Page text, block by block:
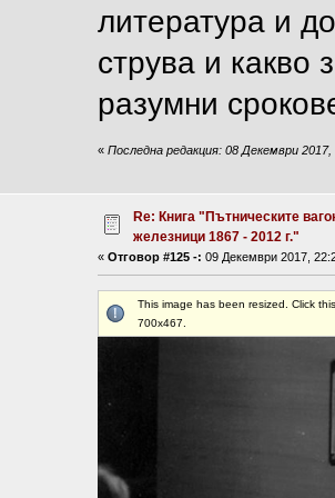
литература и
струва и какво
разумни
«Последна редакция: 08 Декември
Re: Книга "Пътническите
железници 1867 - 2012 г."
«Отговор #125 -: 09 Декември 2017,
This image has been resized. Click
700x467.